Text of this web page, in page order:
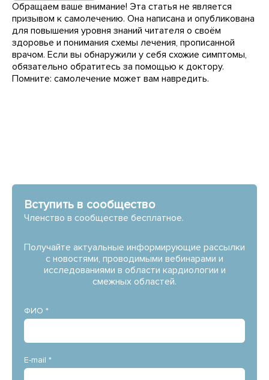
Обращаем ваше внимание! Эта статья не является
призывом к самолечению. Она написана и опубликована
для повышения уровня знаний читателя о своём
здоровье и понимания схемы лечения, прописанной
врачом. Если вы обнаружили у себя схожие симптомы,
обязательно обратитесь за помощью к доктору.
Помните: самолечение может вам навредить.
Вступить в сообщество
Членство в сообществе бесплатное.
Получайте актуальные информирующие рассылки
с новостями, проводимыми вебинарами и
исследованиями в области кардиологии и
смежных областей.
ФИО *
E-mail *